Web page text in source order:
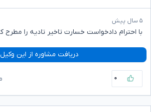
۵ سال پیش
با احترام دادخواست خسارت تاخیر تادیه را مطرح
دریافت مشاوره از این وکیل
۰